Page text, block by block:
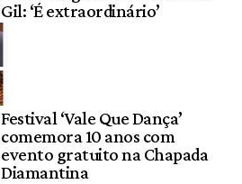
Gil: ‘É extraordinário’
Festival ‘Vale Que Dança’
comemora 10 anos com
evento gratuito na Chapada
Diamantina